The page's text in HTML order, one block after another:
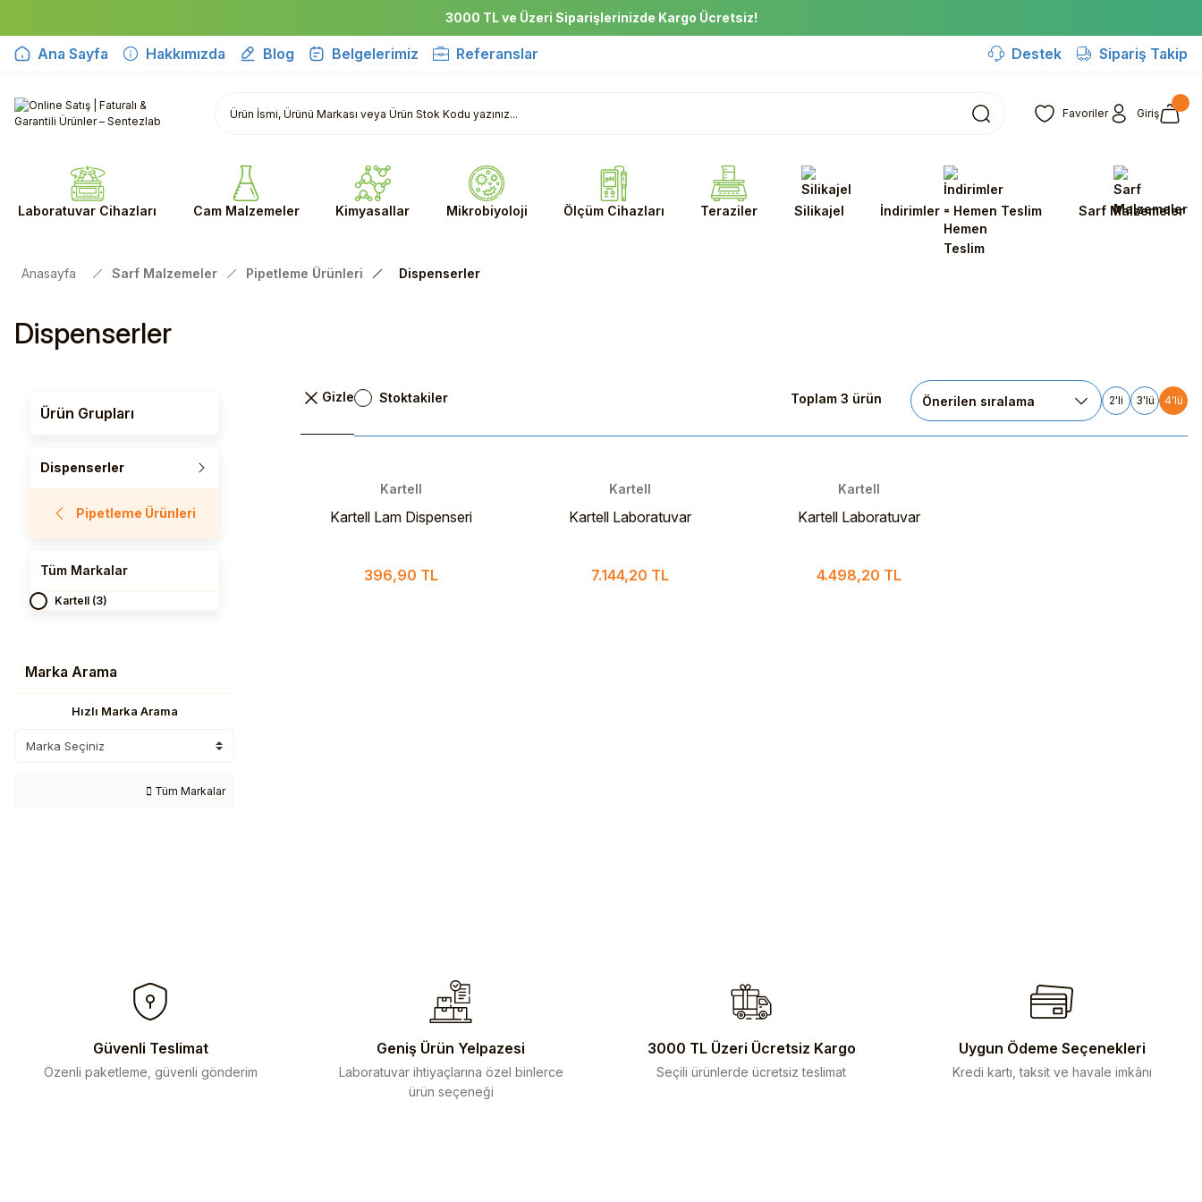
3000 TL ve Üzeri Siparişlerinizde Kargo Ücretsiz!
Ana Sayfa Hakkımızda Blog Belgelerimiz Referanslar Destek Sipariş Takip
Favoriler Giriş
Laboratuvar Cihazları Cam Malzemeler Kimyasallar Mikrobiyoloji Ölçüm Cihazları Teraziler Silikajel İndirimler - Hemen Teslim Sarf Malzemeler
Anasayfa Sarf Malzemeler Pipetleme Ürünleri Dispenserler
Dispenserler
Ürün Grupları
Dispenserler
Pipetleme Ürünleri
Tüm Markalar
Kartell (3)
Marka Arama
Hızlı Marka Arama
Tüm Markalar
Stoktakiler Toplam 3 ürün 4'lü
3'lü
2'li
Kartell
Kartell Lam Dispenseri
396,90 TL
Kartell
Kartell Laboratuvar
7.144,20 TL
Kartell
Kartell Laboratuvar
4.498,20 TL
Güvenli Teslimat
Özenli paketleme, güvenli gönderim
Geniş Ürün Yelpazesi
Laboratuvar ihtiyaçlarına özel binlerce
ürün seçeneği
3000 TL Üzeri Ücretsiz Kargo
Seçili ürünlerde ücretsiz teslimat
Uygun Ödeme Seçenekleri
Kredi kartı, taksit ve havale imkânı